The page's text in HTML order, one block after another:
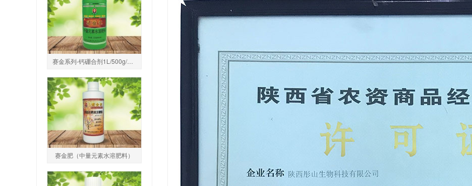
赛金系列-钙硼合剂1L/500g/250g（中量元素水
赛金肥（中量元素水溶肥料）